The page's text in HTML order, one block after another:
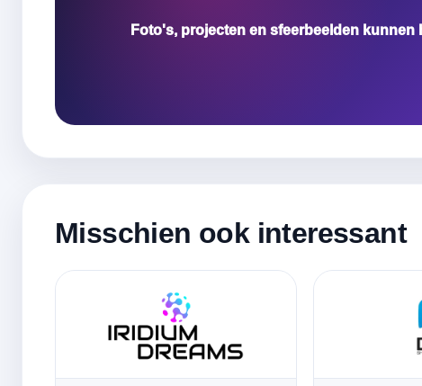
Foto's, projecten en sfeerbeelden
Misschien ook interessant